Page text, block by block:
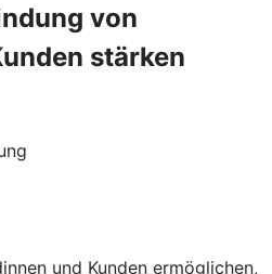
von
stärken
und Kunden ermöglichen,